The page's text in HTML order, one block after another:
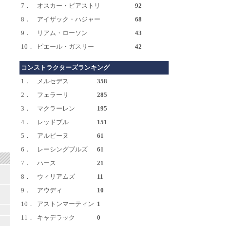
7．
オスカー・ピアストリ
92
8．
アイザック・ハジャー
68
9．
リアム・ローソン
43
10．
ピエール・ガスリー 42
コンストラクターズランキング
1．
メルセデス
358
2．
フェラーリ
285
3．
マクラーレン
195
4．
レッドブル
151
5．
アルピーヌ
61
6．
レーシングブルズ
61
7．
ハース
21
8．
ウィリアムズ
11
9．
アウディ
10
10．
アストンマーティン 1
11．
キャデラック 0